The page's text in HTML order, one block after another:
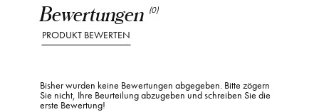
Bewertungen (0)
PRODUKT BEWERTEN
Bisher wurden keine Bewertungen abgegeben. Bitte zögern
Sie nicht, Ihre Beurteilung abzugeben und schreiben Sie die
erste Bewertung!